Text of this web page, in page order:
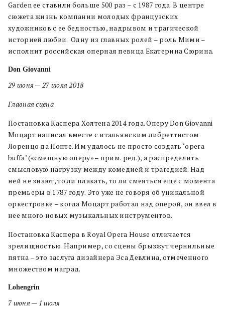
Garden ее ставили больше 500 раз – с 1987 года. В центре
сюжета жизнь компании молодых французских
художников с ее бедностью, надрывом и трагической
историей любви. Одну из главных ролей – роль Мими –
исполнит российская оперная певица Екатерина Сюрина.
Don Giovanni
29 июня — 27 июля 2018
Главная сцена
Постановка Каспера Холтена 2014 года. Оперу Don Giovanni
Моцарт написал вместе с итальянским либреттистом
Лоренцо да Понте. Им удалось не просто создать ‘opera
buffa’ («смешную оперу» – прим. ред.), а распределить
смысловую нагрузку между комедией и трагедией. Над
ней не знают, то ли плакать, то ли смеяться еще с момента
премьеры в 1787 году. Это уже не говоря об уникальной
оркестровке – когда Моцарт работал над оперой, он ввел в
нее много новых музыкальных инструментов.
Постановка Каспера в Royal Opera House отличается
зрелищностью. Например, со сцены брызжут чернильные
пятна – это заслуга дизайнера Эса Девлина, отмеченного
множеством наград.
Lohengrin
7 июня — 1 июля